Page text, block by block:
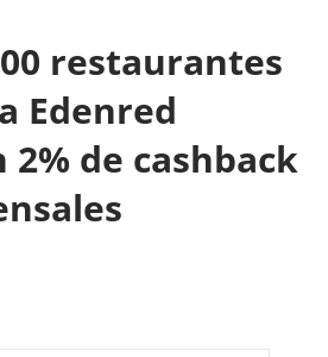
restaurantes
Edenred
de cashback